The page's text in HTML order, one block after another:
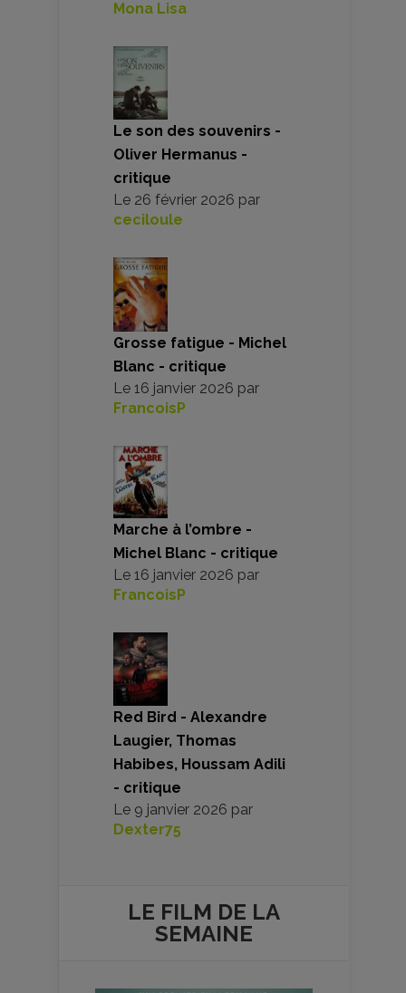
Mona Lisa
Le son des souvenirs -
Oliver Hermanus -
critique
Le 26 février 2026 par
ceciloule
Grosse fatigue - Michel
Blanc - critique
Le 16 janvier 2026 par
FrancoisP
Marche à l’ombre -
Michel Blanc - critique
Le 16 janvier 2026 par
FrancoisP
Red Bird - Alexandre
Laugier, Thomas
Habibes, Houssam Adili
- critique
Le 9 janvier 2026 par
Dexter75
LE FILM DE LA
SEMAINE